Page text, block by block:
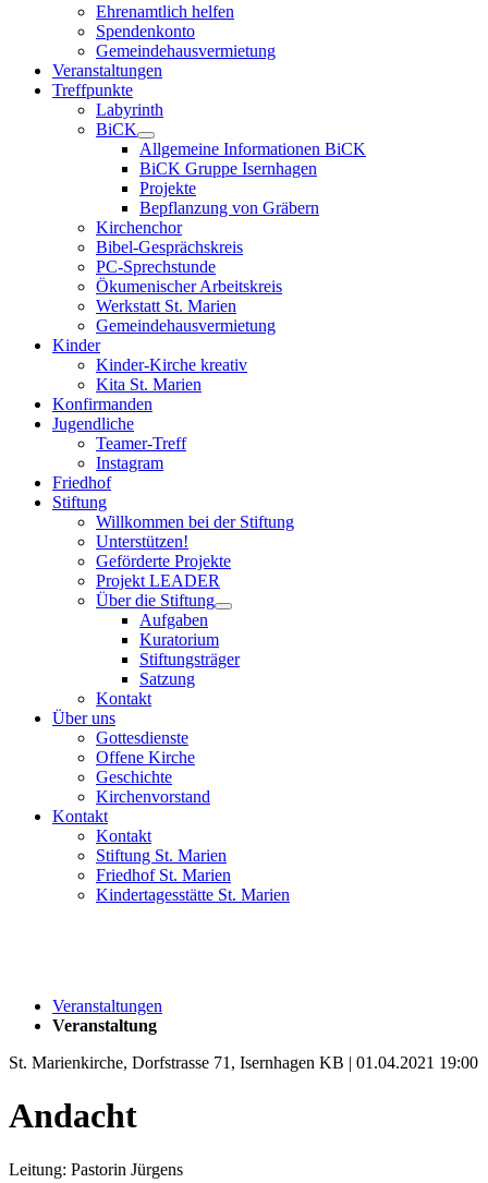
Ehrenamtlich helfen
Spendenkonto
Gemeindehausvermietung
Veranstaltungen
Treffpunkte
Labyrinth
BiCK
Allgemeine Informationen BiCK
BiCK Gruppe Isernhagen
Projekte
Bepflanzung von Gräbern
Kirchenchor
Bibel-Gesprächskreis
PC-Sprechstunde
Ökumenischer Arbeitskreis
Werkstatt St. Marien
Gemeindehausvermietung
Kinder
Kinder-Kirche kreativ
Kita St. Marien
Konfirmanden
Jugendliche
Teamer-Treff
Instagram
Friedhof
Stiftung
Willkommen bei der Stiftung
Unterstützen!
Geförderte Projekte
Projekt LEADER
Über die Stiftung
Aufgaben
Kuratorium
Stiftungsträger
Satzung
Kontakt
Über uns
Gottesdienste
Offene Kirche
Geschichte
Kirchenvorstand
Kontakt
Kontakt
Stiftung St. Marien
Friedhof St. Marien
Kindertagesstätte St. Marien
Veranstaltungen
Veranstaltung
St. Marienkirche, Dorfstrasse 71, Isernhagen KB | 01.04.2021 19:00
Andacht
Leitung: Pastorin Jürgens